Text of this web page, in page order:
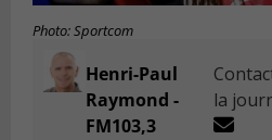
Photo: Sportcom
Henri-Paul
Raymond -
FM103,3
la